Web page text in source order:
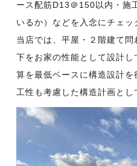
ース配筋D13＠150以内・施
いるか）などを入念にチェッ
当店では、平屋・２階建て問
下をお家の性能として設計
算を最低ベースに構造設計
工性も考慮した構造計画とし